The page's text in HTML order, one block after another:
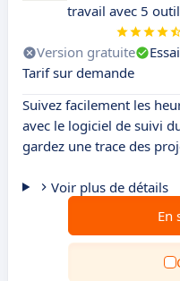
travail avec 5
Version gratuite
Tarif sur demande
Suivez facilement les
avec le logiciel de suivi
gardez une trace des
Voir plus de détails
En